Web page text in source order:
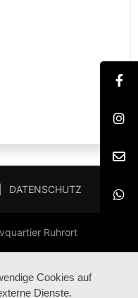
DATENSCHUTZ
Ruhrort
Cookies auf
Dienste.